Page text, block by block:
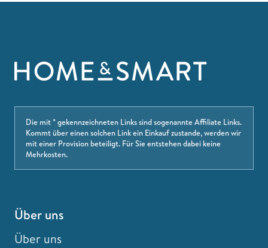
Die mit * gekennzeichneten Links sind sogenannte Affiliate Links.
Kommt über einen solchen Link ein Einkauf zustande, werden wir
mit einer Provision beteiligt. Für Sie entstehen dabei keine
Mehrkosten.
Über uns
Über uns